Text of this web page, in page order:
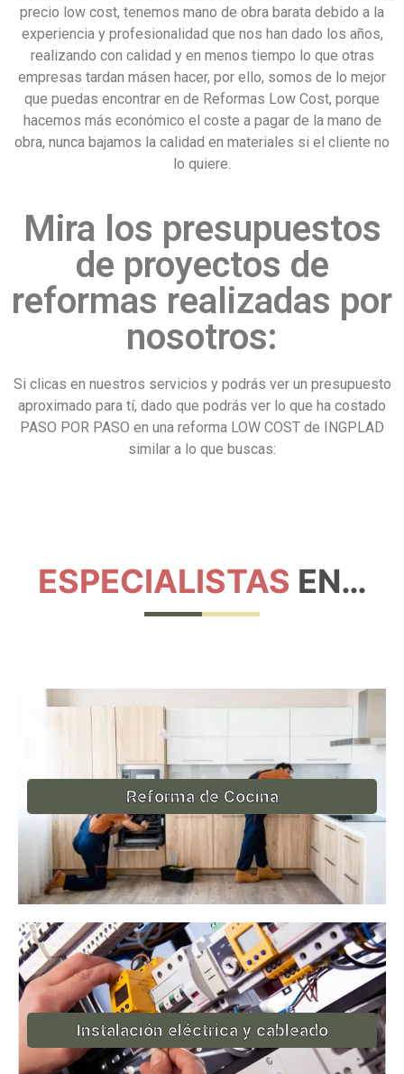
precio low cost, tenemos mano de obra barata debido a la
experiencia y profesionalidad que nos han dado los años,
realizando con calidad y en menos tiempo lo que otras
empresas tardan másen hacer, por ello, somos de lo mejor
que puedas encontrar en de Reformas Low Cost, porque
hacemos más económico el coste a pagar de la mano de
obra, nunca bajamos la calidad en materiales si el cliente no
lo quiere.
Mira los presupuestos
de proyectos de
reformas realizadas por
nosotros:
Si clicas en nuestros servicios y podrás ver un presupuesto
aproximado para tí, dado que podrás ver lo que ha costado
PASO POR PASO en una reforma LOW COST de INGPLAD
similar a lo que buscas:
ESPECIALISTAS EN…
Reforma de Cocina
Instalación eléctrica y cableado